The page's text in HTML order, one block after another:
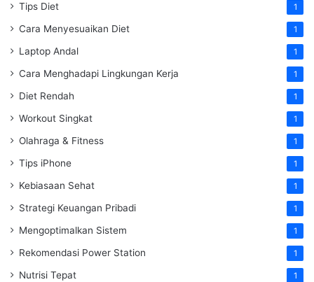
Tips Diet 1
Cara Menyesuaikan Diet 1
Laptop Andal 1
Cara Menghadapi Lingkungan Kerja 1
Diet Rendah 1
Workout Singkat 1
Olahraga & Fitness 1
Tips iPhone 1
Kebiasaan Sehat 1
Strategi Keuangan Pribadi 1
Mengoptimalkan Sistem 1
Rekomendasi Power Station 1
Nutrisi Tepat 1